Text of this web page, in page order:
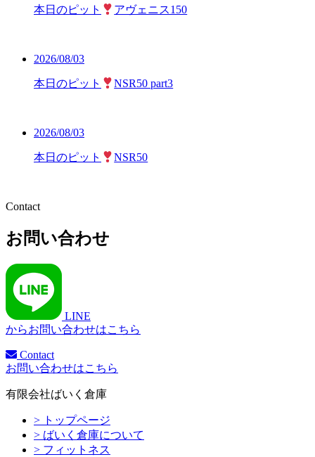
本日のピット アヴェニス150
2026/08/03
本日のピット NSR50 part3
2026/08/03
本日のピット NSR50
Contact
お問い合わせ
LINE
からお問い合わせはこちら
Contact
お問い合わせはこちら
有限会社ばいく倉庫
> トップページ
> ばいく倉庫について
> フィットネス